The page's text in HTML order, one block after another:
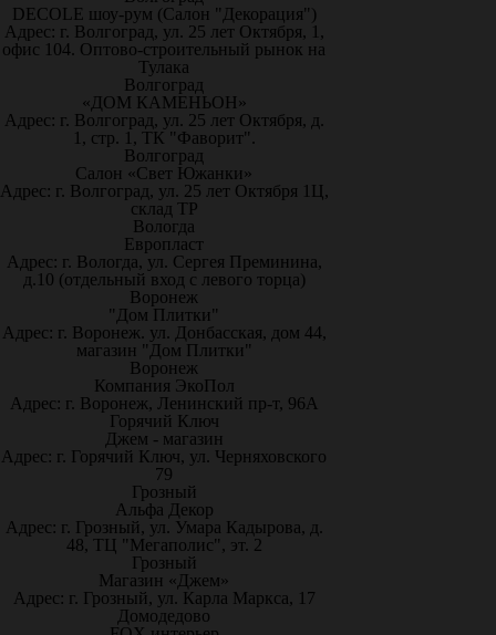
DECOLE шоу-рум (Салон "Декорация")
Адрес: г. Волгоград, ул. 25 лет Октября, 1,
офис 104. Оптово-строительный рынок на
Тулака
Волгоград
«ДОМ КАМЕНЬОН»
Адрес: г. Волгоград, ул. 25 лет Октября, д.
1, стр. 1, ТК "Фаворит".
Волгоград
Салон «Свет Южанки»
Адрес: г. Волгоград, ул. 25 лет Октября 1Ц,
склад ТР
Вологда
Европласт
Адрес: г. Вологда, ул. Сергея Преминина,
д.10 (отдельный вход с левого торца)
Воронеж
"Дом Плитки"
Адрес: г. Воронеж. ул. Донбасская, дом 44,
магазин "Дом Плитки"
Воронеж
Компания ЭкоПол
Адрес: г. Воронеж, Ленинский пр-т, 96А
Горячий Ключ
Джем - магазин
Адрес: г. Горячий Ключ, ул. Черняховского
79
Грозный
Альфа Декор
Адрес: г. Грозный, ул. Умара Кадырова, д.
48, ТЦ "Мегаполис", эт. 2
Грозный
Магазин «Джем»
Адрес: г. Грозный, ул. Карла Маркса, 17
Домодедово